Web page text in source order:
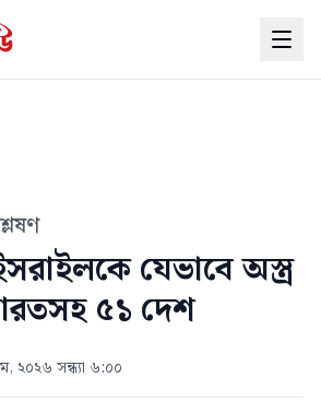
যেভাবে অস্ত্র
৫১ দেশ
২০২৬ সন্ধ্যা ৬:০০